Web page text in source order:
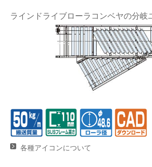
バンニング・デバンニングシステム
バーチカル装置（垂直搬送機）
事業紹介
オークラの取組み
オークラ育英財団
プライバシーポリシー
ラインドライブローラコンベヤの分岐
各種アイコンについて